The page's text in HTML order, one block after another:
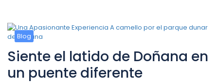
Blog
Siente el latido de Doñana en
un puente diferente